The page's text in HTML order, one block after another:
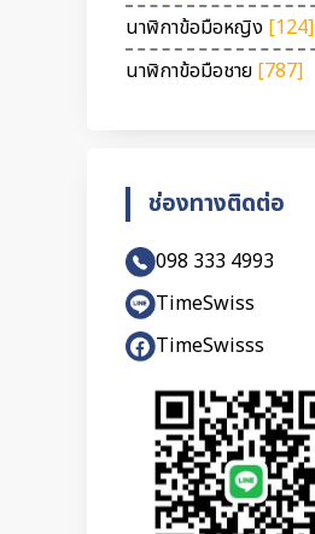
นาฬิกาข้อมือหญิง [124]
นาฬิกาข้อมือชาย [787]
ช่องทางติดต่อ
098 333 4993
TimeSwiss
TimeSwisss